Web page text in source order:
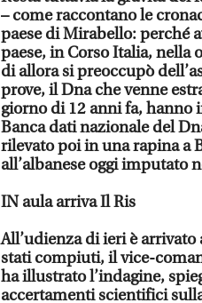
– come raccontano le
paese di Mirabello: perché
paese, in Corso Italia, nella
di allora si preoccupò
prove, il Dna che venne
giorno di 12 anni fa, hanno
Banca dati nazionale del
rilevato poi in una rapina a
all’albanese oggi imputato
IN aula arriva Il Ris
All’udienza di ieri è
stati compiuti, il vice-
ha illustrato l’indagine,
accertamenti scientifici